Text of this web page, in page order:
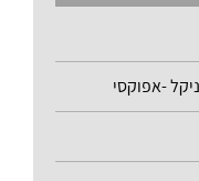
-אפוקסי